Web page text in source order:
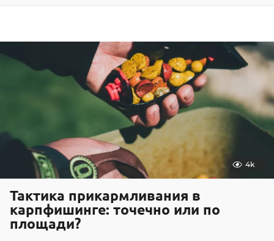
.
2
0
2
5
4k
Тактика прикармливания в
карпфишинге: точечно или по
площади?